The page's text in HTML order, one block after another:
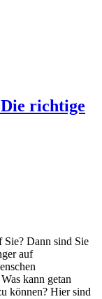
richtige
Sie? Dann sind Sie
auf
kann getan
können? Hier sind